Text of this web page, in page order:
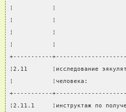
¦           ¦
¦           ¦
¦           ¦
¦           ¦
+-----------
¦2.11
¦           ¦человека:
+-----------
¦2.11.1     ¦инструктаж